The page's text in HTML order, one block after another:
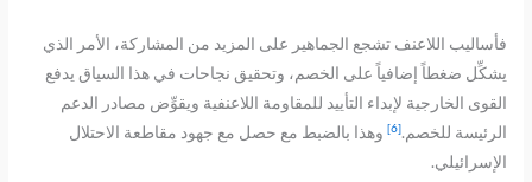
فأساليب اللاعنف تشجع الجماهير على المزيد من المشاركة، الأمر الذي
يشكِّل ضغطاً إضافياً على الخصم، وتحقيق نجاحات في هذا السياق يدفع
القوى الخارجية لإبداء التأييد للمقاومة اللاعنفية ويقوِّض مصادر الدعم
الرئيسة للخصم.[6]
وهذا بالضبط مع حصل مع جهود مقاطعة الاحتلال
الإسرائيلي.